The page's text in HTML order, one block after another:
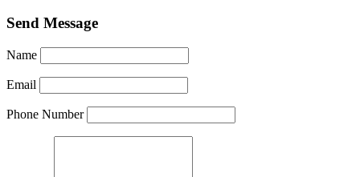
Send Message
Name
Email
Phone Number